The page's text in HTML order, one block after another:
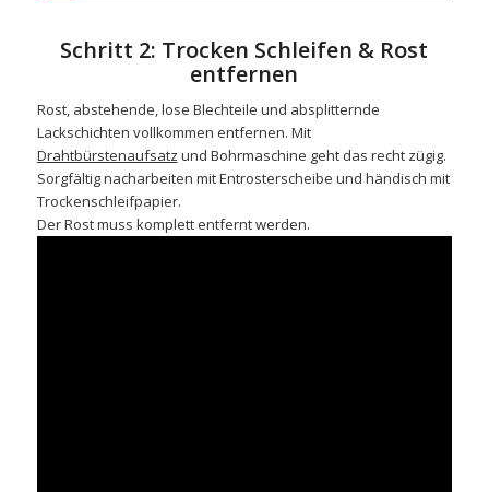
Schritt 2: Trocken Schleifen & Rost
entfernen
Rost, abstehende, lose Blechteile und absplitternde
Lackschichten vollkommen entfernen. Mit
Drahtbürstenaufsatz und Bohrmaschine geht das recht zügig.
Sorgfältig nacharbeiten mitEntrosterscheibe und händisch mit
Trockenschleifpapier.
Der Rost muss komplett entfernt werden.